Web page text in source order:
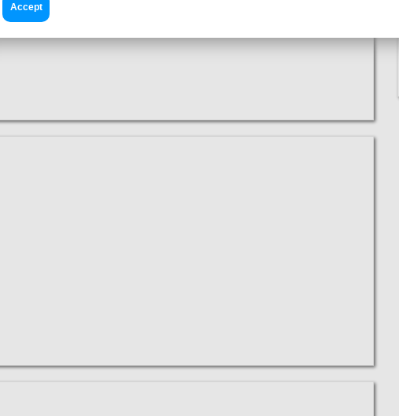
Accept